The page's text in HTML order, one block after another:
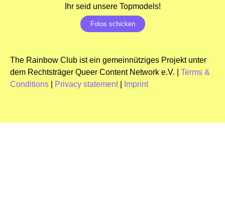
Ihr seid unsere Topmodels!
Fotos schicken
The Rainbow Club ist ein gemeinnütziges Projekt unter
dem Rechtsträger Queer Content Network e.V. | Terms &
Conditions
Privacy statement| Imprint